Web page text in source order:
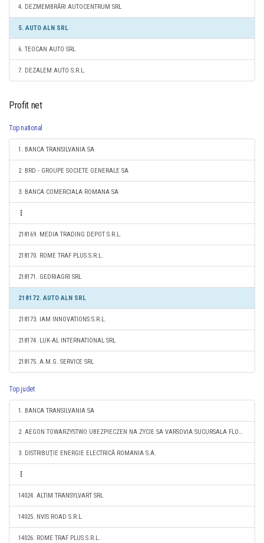
4. DEZMEMBRĂRI AUTOCENTRUM SRL
5. AUTO ALN SRL
6. TEOCAN AUTO SRL
7. DEZALEM AUTO S.R.L.
Profit net
Top national
1. BANCA TRANSILVANIA SA
2. BRD - GROUPE SOCIETE GENERALE SA
3. BANCA COMERCIALA ROMANA SA
218169. MEDIA TRADING DEPOT S.R.L.
218170. ROME TRAF PLUS S.R.L.
218171. GEDRIAGRI SRL
218172. AUTO ALN SRL
218173. IAM INNOVATIONS S.R.L.
218174. LUK-AL INTERNATIONAL SRL
218175. A.M.G. SERVICE SRL
Top judet
1. BANCA TRANSILVANIA SA
2. AEGON TOWARZYSTWO UBEZPIECZEN NA ZYCIE SA VARSOVIA SUCURSALA FLOREŞTI
3. DISTRIBUŢIE ENERGIE ELECTRICĂ ROMANIA S.A.
14024. ALTIM TRANSYLVART SRL
14025. NVIS ROAD S.R.L.
14026. ROME TRAF PLUS S.R.L.